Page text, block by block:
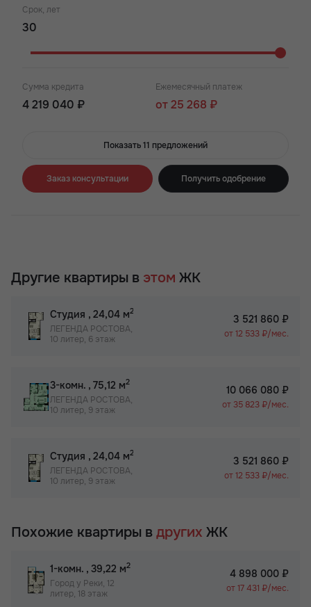
Срок, лет
Сумма кредита
4 219 040 ₽
Ежемесячный платеж
от 25 268 ₽
Показать 11 предложений
Заказ консультации Получить одобрение
Другие квартиры в этом ЖК
Студия , 24,04 м2
ЛЕГЕНДА РОСТОВА,
10 литер, 6 этаж
3 521 860 ₽
от 12 533 ₽/мес.
3-комн. , 75,12 м2
ЛЕГЕНДА РОСТОВА,
10 литер, 9 этаж
10 066 080 ₽
от 35 823 ₽/мес.
Студия , 24,04 м2
ЛЕГЕНДА РОСТОВА,
10 литер, 9 этаж
3 521 860 ₽
от 12 533 ₽/мес.
Похожие квартиры в других ЖК
1-комн. , 39,22 м2
Город у Реки, 12
литер, 18 этаж
4 898 000 ₽
от 17 431 ₽/мес.